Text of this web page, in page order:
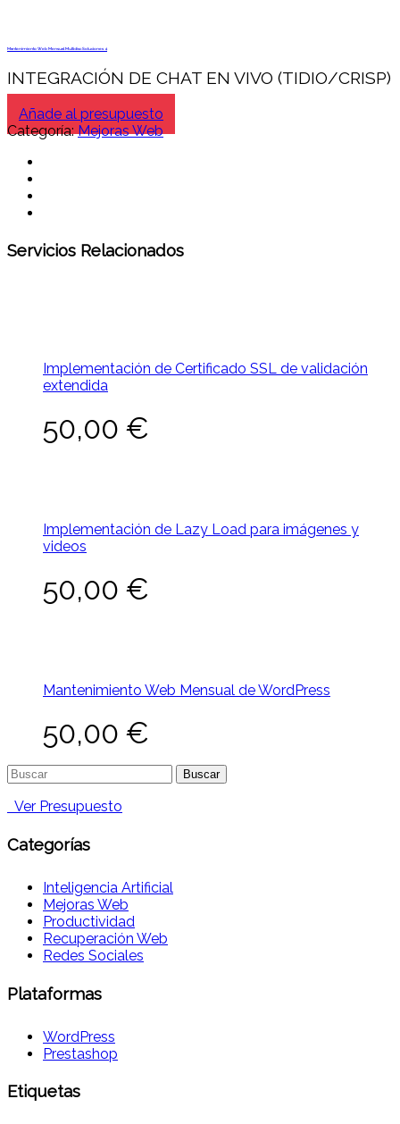
Mantenimiento Web Mensual Multidisc Soluciones 4
INTEGRACIÓN DE CHAT EN VIVO (TIDIO/CRISP)
Añade al presupuesto
Categoría:Mejoras Web
Servicios Relacionados
Implementación de Certificado SSL de validación
extendida
50,00 €
Implementación de Lazy Load para imágenes y
videos
50,00 €
Mantenimiento Web Mensual de WordPress
50,00 €
Buscar:
Ver Presupuesto
Categorías
Inteligencia Artificial
Mejoras Web
Productividad
Recuperación Web
Redes Sociales
Plataformas
WordPress
Prestashop
Etiquetas